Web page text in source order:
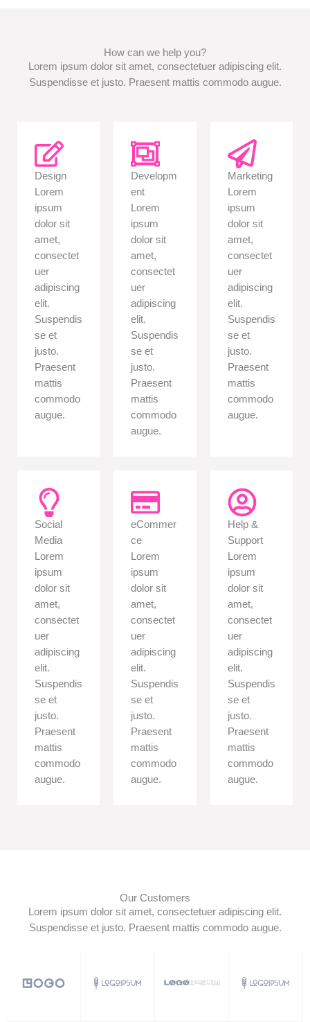
How can we help you?
Lorem ipsum dolor sit amet, consectetuer adipiscing elit.
Suspendisse et justo. Praesent mattis commodo augue.​
Design
Lorem
ipsum
dolor sit
amet,
consectet
uer
adipiscing
elit.
Suspendis
se et
justo.
Praesent
mattis
commodo
augue.
Developm
ent
Lorem
ipsum
dolor sit
amet,
consectet
uer
adipiscing
elit.
Suspendis
se et
justo.
Praesent
mattis
commodo
augue.
Marketing
Lorem
ipsum
dolor sit
amet,
consectet
uer
adipiscing
elit.
Suspendis
se et
justo.
Praesent
mattis
commodo
augue.
Social
Media
Lorem
ipsum
dolor sit
amet,
consectet
uer
adipiscing
elit.
Suspendis
se et
justo.
Praesent
mattis
commodo
augue.
eCommer
ce
Lorem
ipsum
dolor sit
amet,
consectet
uer
adipiscing
elit.
Suspendis
se et
justo.
Praesent
mattis
commodo
augue.
Help &
Support
Lorem
ipsum
dolor sit
amet,
consectet
uer
adipiscing
elit.
Suspendis
se et
justo.
Praesent
mattis
commodo
augue.
Our Customers
Lorem ipsum dolor sit amet, consectetuer adipiscing elit.
Suspendisse et justo. Praesent mattis commodo augue.​